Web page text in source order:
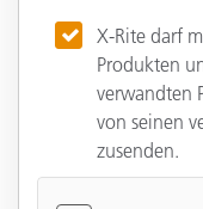
X-Rite darf
Produkten
verwandten
von seinen
zusenden.